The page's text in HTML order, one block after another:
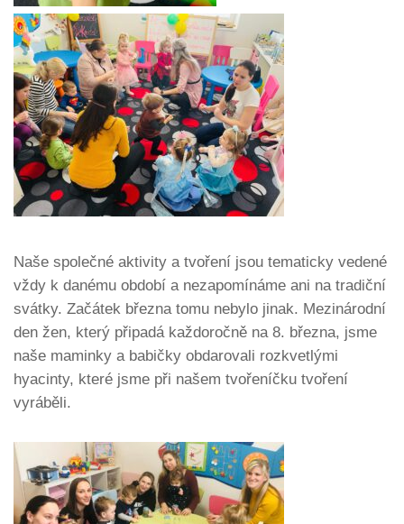
Naše společné aktivity a tvoření jsou tematicky vedené
vždy k danému období a nezapomínáme ani na tradiční
svátky. Začátek března tomu nebylo jinak. Mezinárodní
den žen, který připadá každoročně na 8. března, jsme
naše maminky a babičky obdarovali rozkvetlými
hyacinty, které jsme při našem tvořeníčku tvoření
vyráběli.